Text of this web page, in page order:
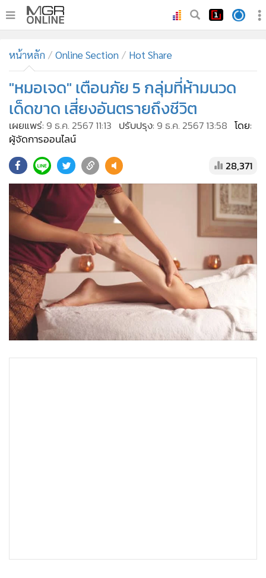
ทันเหตุการณ์
• ภาคใต้
ภูมิภาค
Online Section
• บันเทิง
• ผู้จัดการรายวัน
• คอลัมนิสต์
•
ละคร
• CbizReview
• Cyber BIZ
• ผู้จัดกวน
• Good health & Well-being
• Green Innovation & SD
• Management & HR
• MGR Live
• Infographic
• การเมือง
• วิทยาศาสตร์
หน้าหลัก Online Section Hot Share
"หมอเจด" เตือนภัย 5 กลุ่มที่ห้ามนวด
เด็ดขาด เสี่ยงอันตรายถึงชีวิต
เผยแพร่: 9 ธ.ค. 2567 11:13 ปรับปรุง: 9 ธ.ค. 2567 13:58 โดย:
ผู้จัดการออนไลน์
28,371